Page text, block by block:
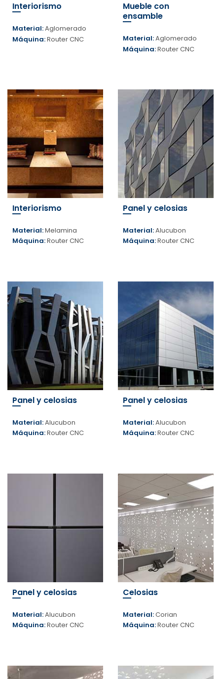
Interiorismo
Material:Aglomerado
Máquina:Router CNC
Mueble con
ensamble
Material:Aglomerado
Máquina:Router CNC
Interiorismo
Material:Melamina
Máquina:Router CNC
Panel y celosias
Material:Alucubon
Máquina:Router CNC
Panel y celosias
Material:Alucubon
Máquina:Router CNC
Panel y celosias
Material:Alucubon
Máquina:Router CNC
Panel y celosias
Material:Alucubon
Máquina:Router CNC
Celosias
Material:Corian
Máquina:Router CNC